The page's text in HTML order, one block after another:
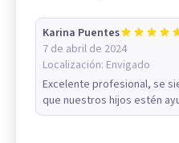
Karina Puentes
7 de abril de 2024
Localización: Envigado
Excelente profesional, se
que nuestros hijos estén